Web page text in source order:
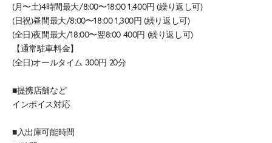
(月〜土)4時間最大/8:00〜18:00 1,400円 (繰り返し可)
(日祝)昼間最大/8:00〜18:00 1,300円 (繰り返し可)
(全日)夜間最大/18:00〜翌8:00 400円 (繰り返し可)
【通常駐車料金】
(全日)オールタイム 300円 20分
■提携店舗など
インボイス対応
■入出庫可能時間